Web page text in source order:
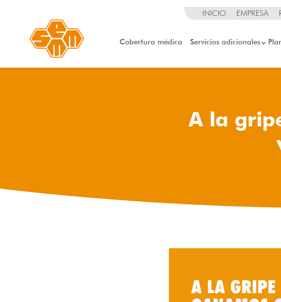
INICIO EMPRESA
Cobertura médica Servicios adicionales
A la